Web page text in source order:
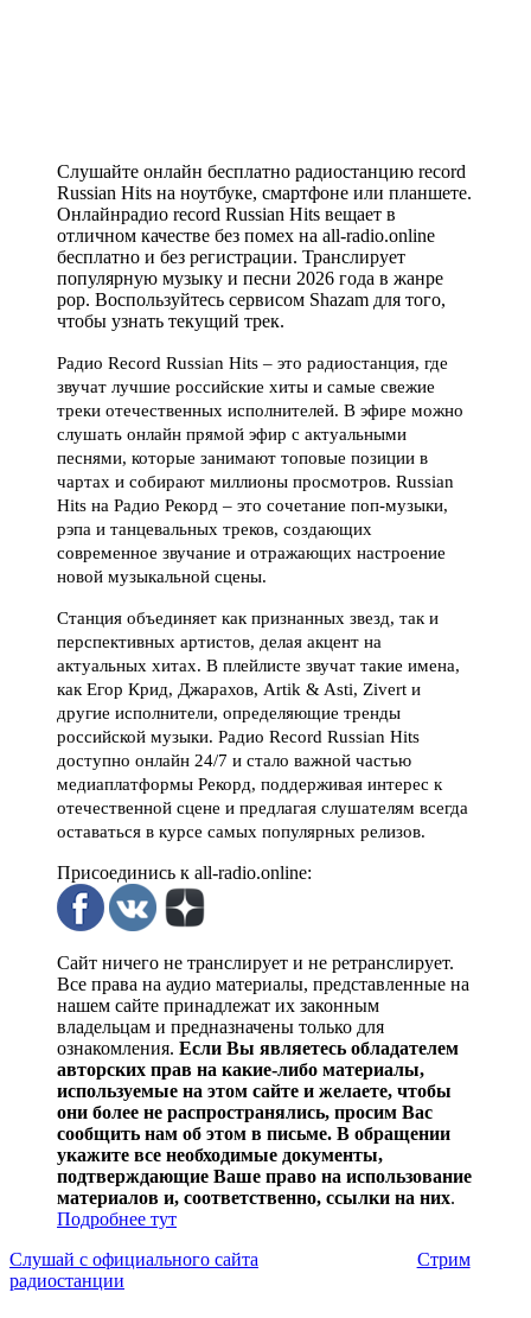
Слушайте онлайн бесплатно радиостанцию record
Russian Hits на ноутбуке, смартфоне или планшете.
Онлайнрадио record Russian Hits вещает в
отличном качестве без помех на all-radio.online
бесплатно и без регистрации. Транслирует
популярную музыку и песни 2026 года в жанре
pop. Воспользуйтесь сервисом Shazam для того,
чтобы узнать текущий трек.
Радио Record Russian Hits – это радиостанция, где
звучат лучшие российские хиты и самые свежие
треки отечественных исполнителей. В эфире можно
слушать онлайн прямой эфир с актуальными
песнями, которые занимают топовые позиции в
чартах и собирают миллионы просмотров. Russian
Hits на Радио Рекорд – это сочетание поп-музыки,
рэпа и танцевальных треков, создающих
современное звучание и отражающих настроение
новой музыкальной сцены.
Станция объединяет как признанных звезд, так и
перспективных артистов, делая акцент на
актуальных хитах. В плейлисте звучат такие имена,
как Егор Крид, Джарахов, Artik & Asti, Zivert и
другие исполнители, определяющие тренды
российской музыки. Радио Record Russian Hits
доступно онлайн 24/7 и стало важной частью
медиаплатформы Рекорд, поддерживая интерес к
отечественной сцене и предлагая слушателям всегда
оставаться в курсе самых популярных релизов.
Присоединись к all-radio.online:
Сайт ничего не транслирует и не ретранслирует.
Все права на аудио материалы, представленные на
нашем сайте принадлежат их законным
владельцам и предназначены только для
ознакомления. Если Вы являетесь обладателем
авторских прав на какие-либо материалы,
используемые на этом сайте и желаете, чтобы
они более не распространялись, просим Вас
сообщить нам об этом в письме. В обращении
укажите все необходимые документы,
подтверждающие Ваше право на использование
материалов и, соответственно, ссылки на них.
Подробнее тут
Слушай с официального сайта
Стрим
радиостанции